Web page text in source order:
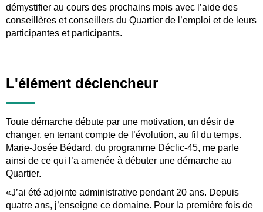
démystifier au cours des prochains mois avec l’aide des
conseillères et conseillers du Quartier de l’emploi et de leurs
participantes et participants.
L'élément déclencheur
Toute démarche débute par une motivation, un désir de
changer, en tenant compte de l’évolution, au fil du temps.
Marie-Josée Bédard, du programme Déclic-45, me parle
ainsi de ce qui l’a amenée à débuter une démarche au
Quartier.
«J’ai été adjointe administrative pendant 20 ans. Depuis
quatre ans, j’enseigne ce domaine. Pour la première fois de